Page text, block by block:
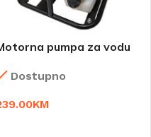
pumpa za vodu
Dostupno
KM